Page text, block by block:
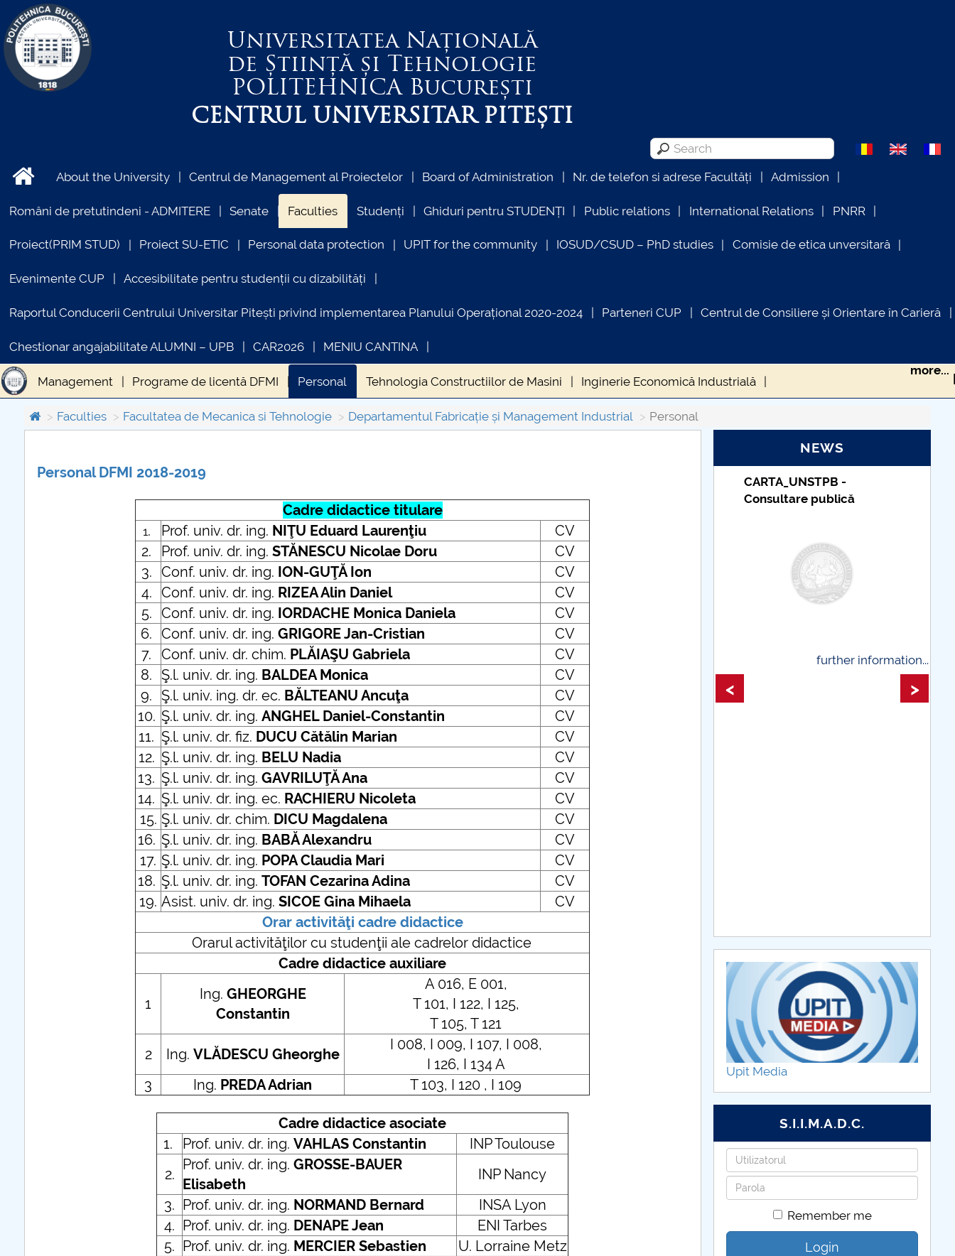
Universitatea Națională
de Știință și Tehnologie
POLITEHNICABucurești
CENTRUL UNIVERSITAR PITEȘTI
About the University Centrul de Management al Proiectelor Board of Administration Nr. de telefon si adrese Facultăți Admission
Români de pretutindeni - ADMITERE Senate Faculties Studenți Ghiduri pentru STUDENȚI Public relations International Relations PNRR
Proiect(PRIM STUD) Proiect SU-ETIC Personal data protection UPIT for the community IOSUD/CSUD – PhD studies Comisie de etica unversitară
Evenimente CUP Accesibilitate pentru studenții cu dizabilități
Raportul Conducerii Centrului Universitar Pitești privind implementarea Planului Operațional 2020-2024 Parteneri CUP Centrul de Consiliere și Orientare în Carieră
Chestionar angajabilitate ALUMNI – UPB CAR2026 MENIU CANTINA
Management Programe de licentă DFMI Personal Tehnologia Constructiilor de Masini Inginerie Economică Industrială
Mecatronica sistemelor de fabricatie ro Programe de master DFMI Programe postuniversitare coordonate Colaborări internaționale DFMI
Adresa DFMI
Proiectul privind Învăţământul Secundar (ROSE)
more...
Faculties Facultatea de Mecanica si Tehnologie Departamentul Fabricație și Management Industrial Personal
Personal DFMI 2018-2019
Cadre didactice titulare
1. Prof. univ. dr. ing. NIŢU Eduard Laurenţiu
CV
2.
Prof. univ. dr. ing.STĂNESCU Nicolae Doru
CV
3.
Conf. univ. dr. ing. ION-GUŢĂ Ion
CV
4.
Conf. univ. dr. ing. RIZEA Alin Daniel
CV
5.
Conf. univ. dr. ing. IORDACHE Monica Daniela
CV
6.
Conf. univ. dr. ing.GRIGORE Jan-Cristian
CV
7.
Conf. univ. dr. chim. PLĂIAŞU Gabriela
CV
8.
Ş.l. univ. dr. ing. BALDEA Monica
CV
9.
Ş.l. univ. ing. dr. ec. BĂLTEANU Ancuţa
CV
10. Ş.l. univ. dr. ing.ANGHEL Daniel-Constantin
CV
11. Ş.l. univ. dr. fiz. DUCU Cătălin Marian
CV
12. Ş.l. univ. dr. ing. BELU Nadia
CV
13. Ş.l. univ. dr. ing.GAVRILUŢĂ Ana
CV
14. Ş.l. univ. dr. ing. ec. RACHIERU Nicoleta
CV
15. Ş.l. univ. dr. chim. DICU Magdalena
CV
16. Ş.l. univ. dr. ing. BABĂ Alexandru
CV
17. Ş.l. univ. dr. ing. POPA Claudia Mari
CV
18. Ş.l. univ. dr. ing.TOFAN Cezarina Adina
CV
19. Asist. univ. dr. ing.SICOE Gina Mihaela
CV
Orar activităţi cadre didactice
Orarul activităţilor cu studenţii ale cadrelor didactice
Cadre didactice auxiliare
1
Ing. GHEORGHE
Constantin
A 016, E 001,
T 101, I 122, I 125,
T 105, T 121
2
Ing. VLĂDESCU Gheorghe
I 008, I 009, I 107, I 008,
I 126, I 134 A
3
Ing. PREDA Adrian T 103, I 120 , I 109
Cadre didactice asociate
1.
Prof. univ. dr. ing.VAHLAS Constantin
INP Toulouse
2.
Prof. univ. dr. ing.GROSSE-BAUER
Elisabeth
INP Nancy
3. Prof. univ. dr. ing. NORMAND Bernard
INSA Lyon
4. Prof. univ. dr. ing. DENAPE Jean
ENI Tarbes
5. Prof. univ. dr. ing. MERCIER Sebastien
U. Lorraine Metz
NEWS
COMUNICAT DE PRESA
PRIMSTUD 26.03.2026
further information...
further information...
Consultare publică
Taxe de școlarizare
indexate – Centrul
further information...
< >
Upit Media
S.I.I.M.A.D.C.
Username
Password
Remember me
Login